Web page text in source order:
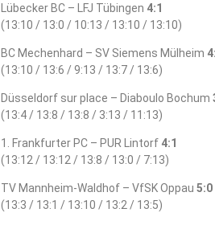
Lübecker BC – LFJ Tübingen 4:1
(13:10 / 13:0 / 10:13 / 13:10 / 13:10)
BC Mechenhard – SV Siemens Mülheim
(13:10 / 13:6 / 9:13 / 13:7 / 13:6)
Düsseldorf sur place – Diaboulo Bochum
(13:4 / 13:8 / 13:8 / 3:13 / 11:13)
1. Frankfurter PC – PUR Lintorf 4:1
(13:12 / 13:12 / 13:8 / 13:0 / 7:13)
TV Mannheim-Waldhof – VfSK Oppau 5:0
(13:3 / 13:1 / 13:10 / 13:2 / 13:5)